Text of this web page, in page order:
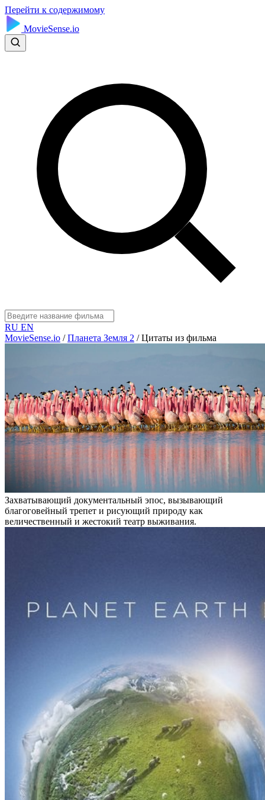
Перейти к содержимому
MovieSense.io
RU EN
MovieSense.io / Планета Земля 2 / Цитаты из фильма
Захватывающий документальный эпос, вызывающий
благоговейный трепет и рисующий природу как
величественный и жестокий театр выживания.